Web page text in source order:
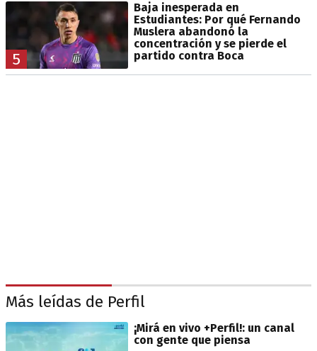
5
Baja inesperada en
Estudiantes: Por qué Fernando
Muslera abandonó la
concentración y se pierde el
partido contra Boca
Más leídas de Perfil
¡Mirá en vivo +Perfil!: un canal
con gente que piensa